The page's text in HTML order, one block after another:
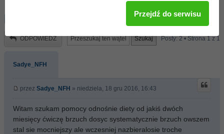
pytanie o diete
ODPOWIEDZ Posty: 2 • Strona 1 z 1
Sadye_NFH
przez Sadye_NFH » niedziela, 18 gru 2016, 16:43
Witam szukam pomocy odnośnie diety od jakiś dwóch
miesięcy ćwiczę brzuch dosyc systematycznie brzuch owszem
stal sie mocniejszy ale wczesniej nazbieralosie troche
Przejdź do serwisu